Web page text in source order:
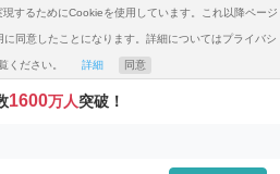
するためにCookieを使用しています。これ以降ページ
同意したことになります。詳細についてはプライバシ
ください。 詳細 同意
1600万人突破！